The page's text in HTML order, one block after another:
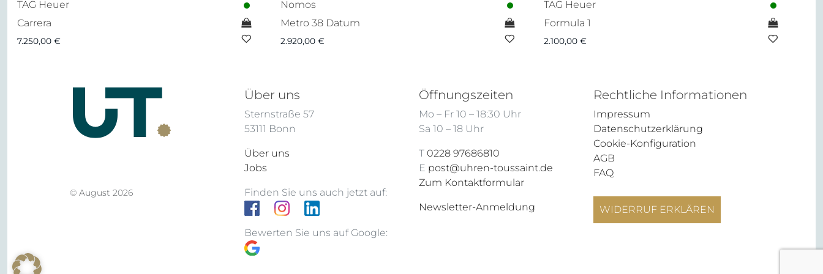
TAG Heuer
Carrera
7.250,00 €
Nomos
Metro 38 Datum
2.920,00 €
TAG Heuer
Formula 1
2.100,00 €
© August 2026
Über uns
Sternstraße 57
53111 Bonn
Über uns
Jobs
Finden Sie uns auch jetzt auf:
Bewerten Sie uns auf Google:
Öffnungszeiten
Mo – Fr 10 – 18:30 Uhr
Sa 10 – 18 Uhr
T 0228 97686810
E post@uhren-toussaint.de
Zum Kontaktformular
Newsletter-Anmeldung
Rechtliche Informationen
Impressum
Datenschutzerklärung
Cookie-Konfiguration
AGB
FAQ
WIDERRUF ERKLÄREN